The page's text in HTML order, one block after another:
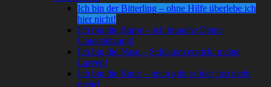
Ich bin der Bitterling – ohne Hilfe überlebe ich
hier nicht!
Ich bin die Barbe – ich brauche Deine
Unterstützung!
Ich bin die Nase – Schlamm erstickt meine
Larven!
Ich bin die Rutte – mich gibt es hier fast nicht
mehr!